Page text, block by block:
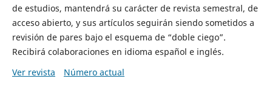
de estudios, mantendrá su carácter de revista semestral, de
acceso abierto, y sus artículos seguirán siendo sometidos a
revisión de pares bajo el esquema de “doble ciego”.
Recibirá colaboraciones en idioma español e inglés.
Ver revista
Número actual